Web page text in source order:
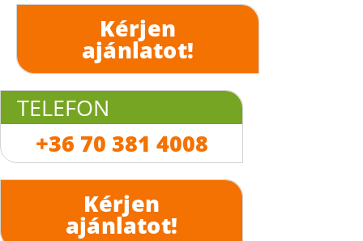
Kérjen
ajánlatot!
TELEFON
+36 70 381 4008
Kérjen
ajánlatot!